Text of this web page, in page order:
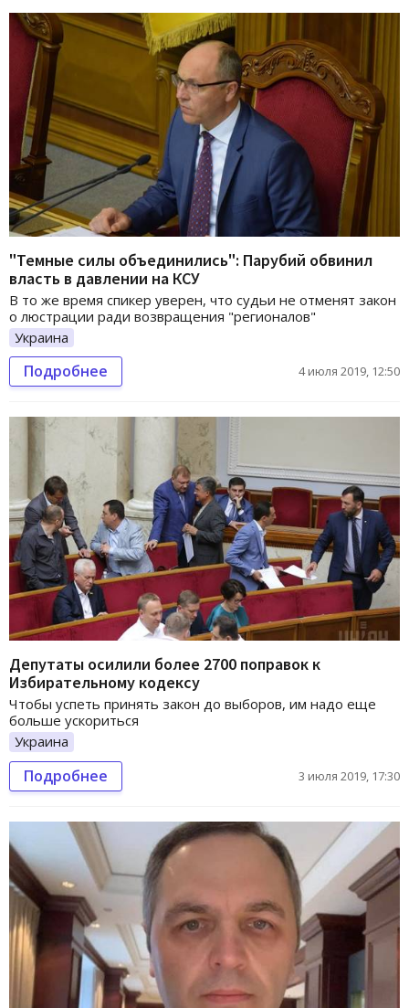
"Темные силы объединились": Парубий обвинил
власть в давлении на КСУ
В то же время спикер уверен, что судьи не отменят закон
о люстрации ради возвращения "регионалов"
Украина
Подробнее 4 июля 2019, 12:50
Депутаты осилили более 2700 поправок к
Избирательному кодексу
Чтобы успеть принять закон до выборов, им надо еще
больше ускориться
Украина
Подробнее 3 июля 2019, 17:30